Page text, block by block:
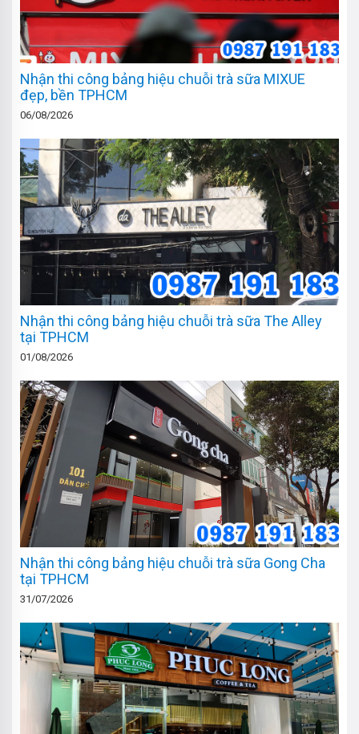
Nhận thi công bảng hiệu chuỗi trà sữa MIXUE
đẹp, bền TPHCM
06/08/2026
Nhận thi công bảng hiệu chuỗi trà sữa The Alley
tại TPHCM
01/08/2026
Nhận thi công bảng hiệu chuỗi trà sữa Gong Cha
tại TPHCM
31/07/2026